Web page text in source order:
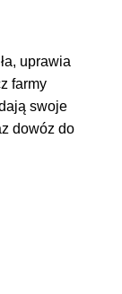
uprawia
farmy
swoje
dowóz do